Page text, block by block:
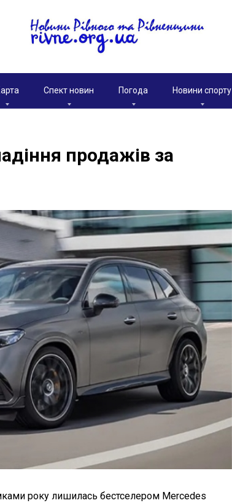
Спект новин Погода Новини спорту
продажів за
року лишилась бестселером Mercedes